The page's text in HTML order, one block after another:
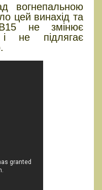
вогнепальною
цей винахід та
не змінює
і не підлягає